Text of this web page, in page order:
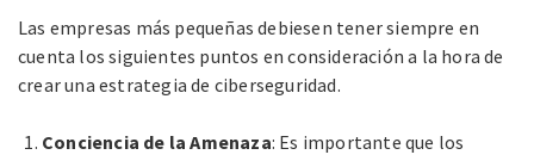
Las empresas más pequeñas debiesen tener siempre en
cuenta los siguientes puntos en consideración a la hora de
crear una estrategia de ciberseguridad.
Conciencia de la Amenaza: Es importante que los